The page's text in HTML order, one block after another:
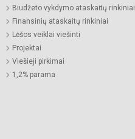
Biudžeto vykdymo ataskaitų rinkiniai
Finansinių ataskaitų rinkiniai
Lėšos veiklai viešinti
Projektai
Viešieji pirkimai
1,2% parama